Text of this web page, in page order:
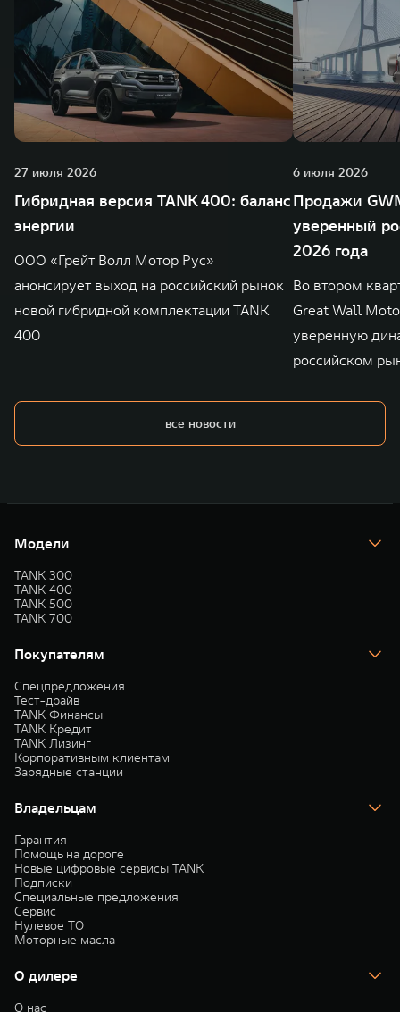
27 июля 2026
Гибридная версия TANK 400: баланс
энергии
ООО «Грейт Волл Мотор Рус»
анонсирует выход на российский рынок
новой гибридной комплектации TANK
400
6 июля 2026
Продажи
уверенный
2026 года
Во втором
Great Wall
уверенную
российском
все новости
Модели
TANK 300
TANK 400
TANK 500
TANK 700
Покупателям
Спецпредложения
Тест-драйв
TANK Финансы
TANK Кредит
TANK Лизинг
Корпоративным клиентам
Зарядные станции
Владельцам
Гарантия
Помощь на дороге
Новые цифровые сервисы TANK
Подписки
Специальные предложения
Сервис
Нулевое ТО
Моторные масла
О дилере
О нас